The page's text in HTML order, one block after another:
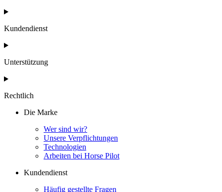
Kundendienst
Unterstützung
Rechtlich
Die Marke
Wer sind wir?
Unsere Verpflichtungen
Technologien
Arbeiten bei Horse Pilot
Kundendienst
Häufig gestellte Fragen